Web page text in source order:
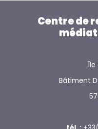
Centre de
Île
Bâtiment